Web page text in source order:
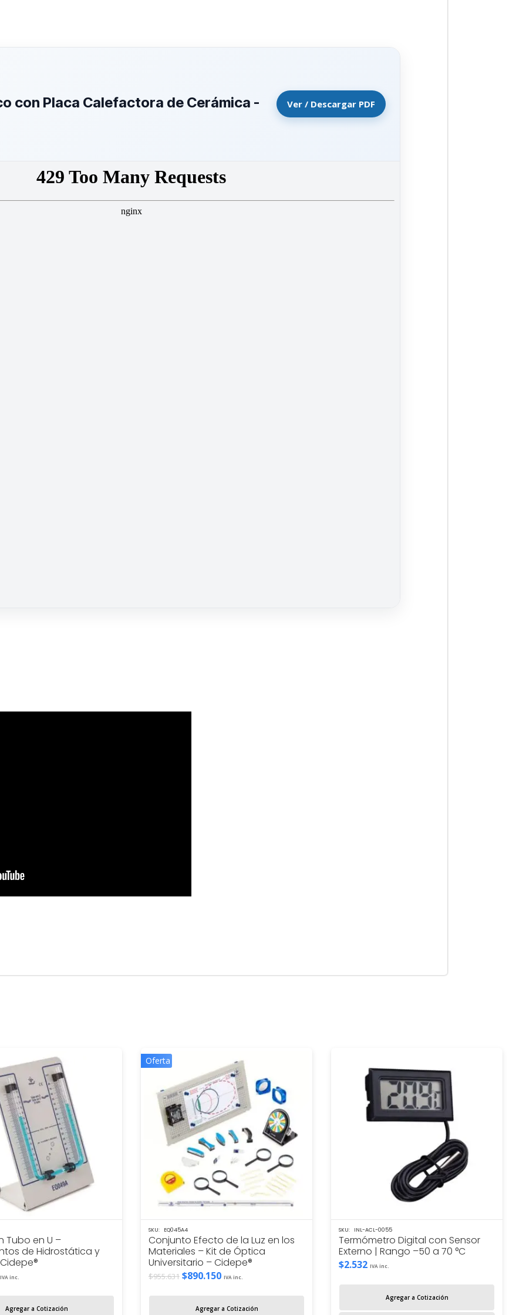
con Placa Calefactora de Cerámica - Ver / Descargar PDF
Tubo en U –
de Hidrostática y
IVA inc.
Agregar a Cotización
Oferta
SKU: EQ045A4
Conjunto Efecto de la Luz en los
Materiales – Kit de Óptica
Universitario – Cidepe®
$955.631 El
original
$890.150El
actual
IVA inc.
Agregar a Cotización
SKU: INL-ACL-0055
Termómetro Digital con Sensor
Externo | Rango –50 a 70 °C
$2.532 IVA inc.
Agregar a Cotización